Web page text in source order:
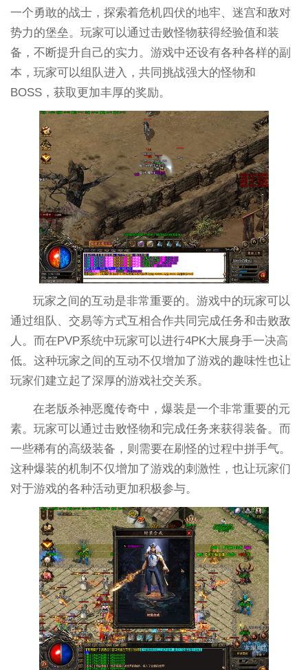
一个勇敢的战士，探索着危机四伏的地牢、迷宫和敌对
势力的堡垒。玩家可以通过击败怪物获得经验值和装
备，不断提升自己的实力。游戏中还设有各种各样的副
本，玩家可以组队进入，共同挑战强大的怪物和
BOSS，获取更加丰厚的奖励。
玩家之间的互动是非常重要的。游戏中的玩家可以
通过组队、交易等方式互相合作共同完成任务和击败敌
人。而在PVP系统中玩家可以进行4PK大展身手一决高
低。这种玩家之间的互动不仅增加了游戏的趣味性也让
玩家们建立起了深厚的游戏社交关系。
在老版杀神恶魔传奇中，爆装是一个非常重要的元
素。玩家可以通过击败怪物和完成任务来获得装备。而
一些稀有的高级装备，则需要在刷怪的过程中拼手气。
这种爆装的机制不仅增加了游戏的刺激性，也让玩家们
对于游戏的各种活动更加积极参与。